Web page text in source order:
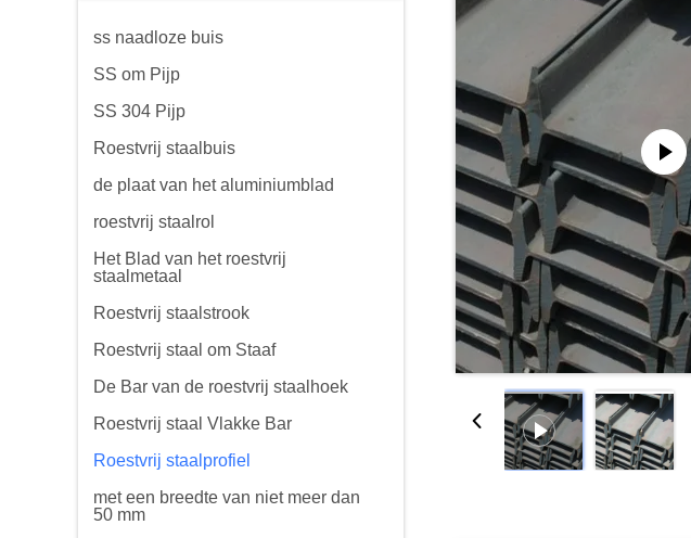
ss naadloze buis
SS om Pijp
SS 304 Pijp
Roestvrij staalbuis
de plaat van het aluminiumblad
roestvrij staalrol
Het Blad van het roestvrij
staalmetaal
Roestvrij staalstrook
Roestvrij staal om Staaf
De Bar van de roestvrij staalhoek
Roestvrij staal Vlakke Bar
Roestvrij staalprofiel
met een breedte van niet meer dan
50 mm